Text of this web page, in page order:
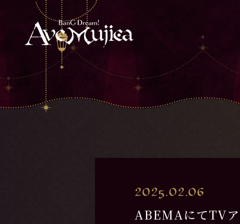
2025.02.06
ABEMAにてTV